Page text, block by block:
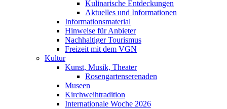
Kulinarische Entdeckungen
Aktuelles und Informationen
Informationsmaterial
Hinweise für Anbieter
Nachhaltiger Tourismus
Freizeit mit dem VGN
Kultur
Kunst, Musik, Theater
Rosengartenserenaden
Museen
Kirchweihtradition
Internationale Woche 2026